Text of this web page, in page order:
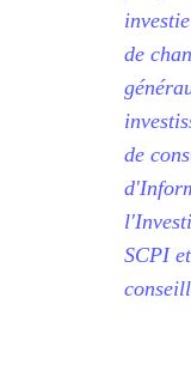
de
de
SCPI